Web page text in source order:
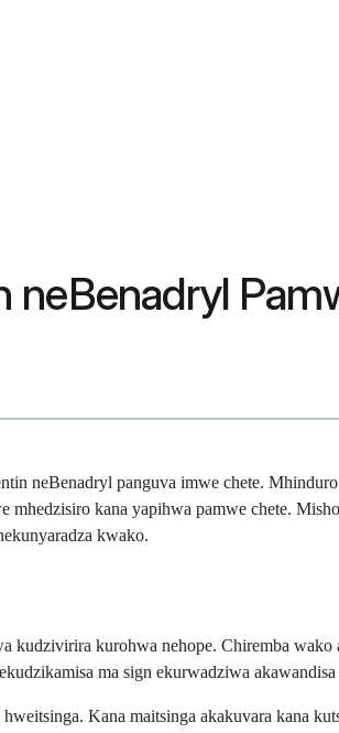
neBenadryl
neBenadryl panguva imwe chete.
kana yapihwa pamwe chete.
kwako.
kudzivirira kurohwa nehope. Chiremba
ma sign ekurwadziwa
Kana maitsinga akakuvara kana